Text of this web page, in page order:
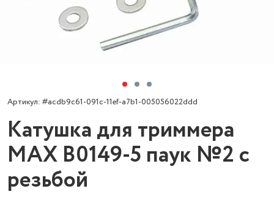
Артикул: #acdb9c61-091c-11ef-a7b1-005056022ddd
Катушка для триммера
MAX B0149-5 паук №2 с
резьбой